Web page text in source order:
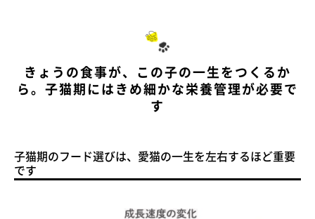
きょうの食事が、この子の一生をつくるか
ら。子猫期にはきめ細かな栄養管理が必要で
す
子猫期のフード選びは、愛猫の一生を左右するほど重要
です